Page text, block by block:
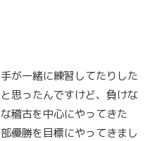
が一緒に練習してたりした
思ったんですけど、負けな
稽古を中心にやってきた
優勝を目標にやってきまし